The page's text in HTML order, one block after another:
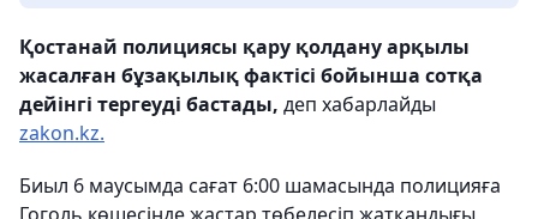
Қостанай полициясы қару қолдану арқылы
жасалған бұзақылық фактісі бойынша сотқа
дейінгі тергеуді бастады, деп хабарлайды
zakon.kz.
Биыл 6 маусымда сағат 6:00 шамасында полицияға